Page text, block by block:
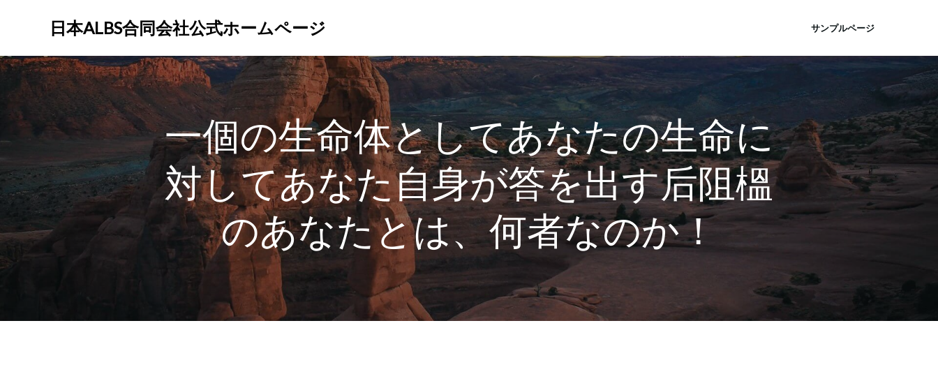
ン
ツ
ッ
日本ALBS合同会社公式ホームページ サンプルページ
一個の生命体としてあなたの生命に
対してあなた自身が答を出す后阻榲
のあなたとは、何者なのか！